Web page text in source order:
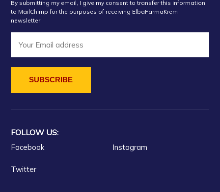
By submitting my email, I give my consent to transfer this information
to MailChimp for the purposes of receiving ElbaFarmaKrem
newsletter.
FOLLOW US:
Facebook Instagram
Twitter